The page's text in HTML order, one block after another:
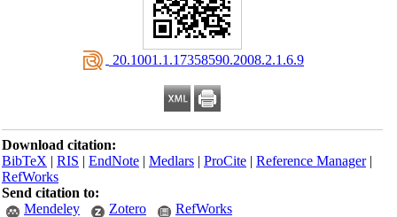
‎ 20.1001.1.17358590.2008.2.1.6.9
Download citation:
BibTeX|RIS|EndNote|Medlars|ProCite|Reference Manager
RefWorks
Send citation to:
Mendeley
Zotero RefWorks